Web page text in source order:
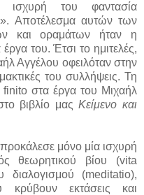
ισχυρή του φαντασία
Αποτέλεσμα αυτών των
και οραμάτων ήταν η
του. Έτσι το ημιτελές,
Αγγέλου οφειλόταν στην
του συλλήψεις. Τη
finito στα έργα του Μιχαήλ
βιβλίο μαςΚείμενο και
μόνο μία ισχυρή
θεωρητικού βίου (vita
διαλογισμού (meditatio),
κρύβουν εκτάσεις και